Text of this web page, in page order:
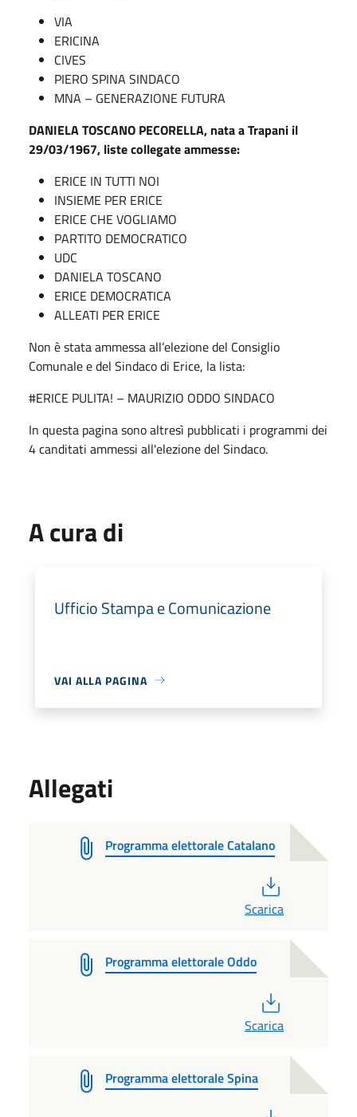
VIA
ERICINA
CIVES
PIERO SPINA SINDACO
MNA – GENERAZIONE FUTURA
DANIELA TOSCANO PECORELLA, nata a Trapani il
29/03/1967, liste collegate ammesse:
ERICE IN TUTTI NOI
INSIEME PER ERICE
ERICE CHE VOGLIAMO
PARTITO DEMOCRATICO
UDC
DANIELA TOSCANO
ERICE DEMOCRATICA
ALLEATI PER ERICE
Non è stata ammessa all’elezione del Consiglio
Comunale e del Sindaco di Erice, la lista:
#ERICE PULITA! – MAURIZIO ODDO SINDACO
In questa pagina sono altresì pubblicati i programmi dei
4 canditati ammessi all'elezione del Sindaco.
A cura di
Ufficio Stampa e Comunicazione
VAI ALLA PAGINA
Allegati
Programma elettorale Catalano
Scarica
Programma elettorale Oddo
Scarica
Programma elettorale Spina